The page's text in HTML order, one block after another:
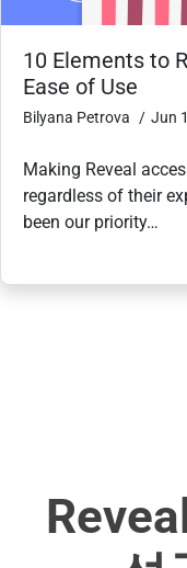
10 Elements to
Ease of Use
Bilyana Petrova Jun
Making Reveal
regardless of their
been our priority…
Reveal에 관한